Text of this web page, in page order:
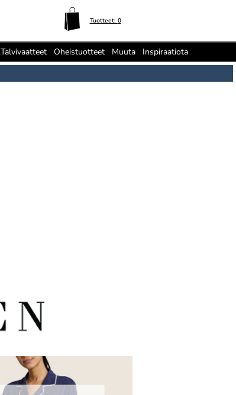
Tuotteet: 0
Talvivaatteet Oheistuotteet Muuta Inspiraatiota